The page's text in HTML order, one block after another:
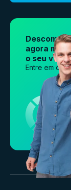
agora
o seu
Entre em